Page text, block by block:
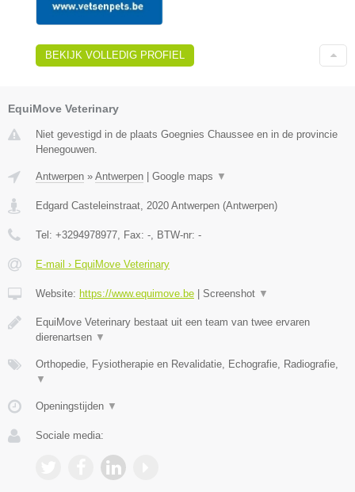
BEKIJK VOLLEDIG PROFIEL
EquiMove Veterinary
Niet gevestigd in de plaats Goegnies Chaussee en in de provincie
Henegouwen.
Antwerpen » Antwerpen | Google maps ▼
Edgard Casteleinstraat 2020 Antwerpen (Antwerpen)
Tel: +3294978977 , Fax: - , BTW-nr: -
E-mail › EquiMove Veterinary
Website: https://www.equimove.be | Screenshot ▼
EquiMove Veterinary bestaat uit een team van twee ervaren
dierenartsen ▼
Orthopedie, Fysiotherapie en Revalidatie, Echografie, Radiografie,
▼
Openingstijden ▼
Sociale media: